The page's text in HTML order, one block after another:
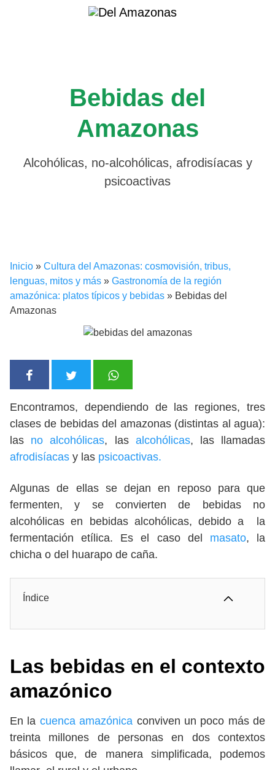
Bebidas del
Amazonas
Alcohólicas, no-alcohólicas, afrodisíacas y
psicoactivas
Inicio » Cultura del Amazonas: cosmovisión, tribus,
lenguas, mitos y más » Gastronomía de la región
amazónica: platos típicos y bebidas » Bebidas del
Amazonas
Encontramos, dependiendo de las regiones, tres
clases de bebidas del amazonas (distintas al agua):
las no alcohólicas, las alcohólicas, las llamadas
afrodisíacas y las psicoactivas.
Algunas de ellas se dejan en reposo para que
fermenten, y se convierten de bebidas no
alcohólicas en bebidas alcohólicas, debido a la
fermentación etílica. Es el caso del masato, la
chicha o del huarapo de caña.
Índice
Las bebidas en el contexto
amazónico
En la cuenca amazónica conviven un poco más de
treinta millones de personas en dos contextos
básicos que, de manera simplificada, podemos